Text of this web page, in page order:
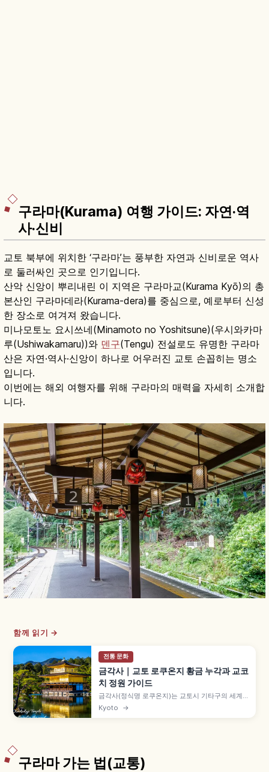
구라마(Kurama) 여행 가이드: 자연·역
사·신비
교토 북부에 위치한 ‘구라마’는 풍부한 자연과 신비로운 역사
로 둘러싸인 곳으로 인기입니다.
산악 신앙이 뿌리내린 이 지역은 구라마교(Kurama Kyō)의 총
본산인 구라마데라(Kurama-dera)를 중심으로, 예로부터 신성
한 장소로 여겨져 왔습니다.
미나모토노 요시쓰네(Minamoto no Yoshitsune)(우시와카마
루(Ushiwakamaru))와 덴구(Tengu) 전설로도 유명한 구라마
산은 자연·역사·신앙이 하나로 어우러진 교토 손꼽히는 명소
입니다.
이번에는 해외 여행자를 위해 구라마의 매력을 자세히 소개합
니다.
함께 읽기 →
전통 문화
금각사｜교토 로쿠온지 황금 누각과 교코
치 정원 가이드
금각사(정식명 로쿠온지)는 교토시 기타구의 세계
문화유산 사찰로, 금박 3층 누각 샤리덴이 상징입니
다. 교코치 연못에 비친 금각, 가을 단풍, 입장료와
Kyoto →
구라마 가는 법(교통)